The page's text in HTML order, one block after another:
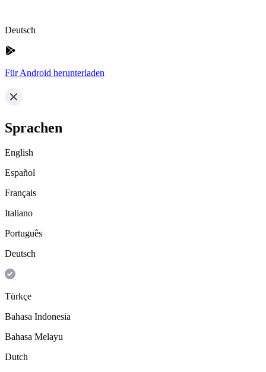
Deutsch
Für Android herunterladen
Sprachen
English
Español
Français
Italiano
Português
Deutsch
Türkçe
Bahasa Indonesia
Bahasa Melayu
Dutch